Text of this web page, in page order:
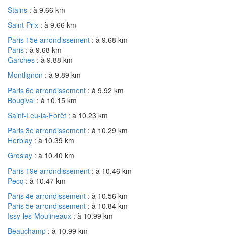
Stains : à 9.66 km
Saint-Prix : à 9.66 km
Paris 15e arrondissement : à 9.68 km
Paris : à 9.68 km
Garches : à 9.88 km
Montlignon : à 9.89 km
Paris 6e arrondissement : à 9.92 km
Bougival : à 10.15 km
Saint-Leu-la-Forêt : à 10.23 km
Paris 3e arrondissement : à 10.29 km
Herblay : à 10.39 km
Groslay : à 10.40 km
Paris 19e arrondissement : à 10.46 km
Pecq : à 10.47 km
Paris 4e arrondissement : à 10.56 km
Paris 5e arrondissement : à 10.84 km
Issy-les-Moulineaux : à 10.99 km
Beauchamp : à 10.99 km